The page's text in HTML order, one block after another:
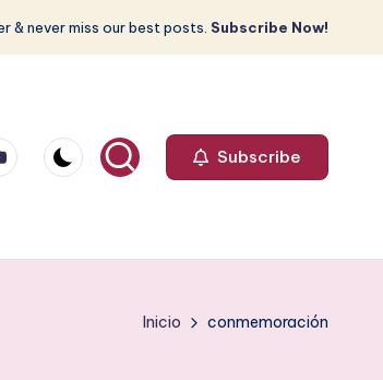
& never miss our best posts. Subscribe Now!
Subscribe
Inicio conmemoración